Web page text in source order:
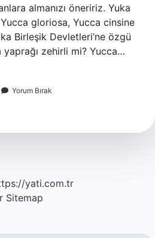
almanızı öneririz. Yuka
gloriosa, Yucca cinsine
Birleşik Devletleri’ne özgü
zehirli mi? Yucca…
Yorum Bırak
yati.com.tr
Sitemap